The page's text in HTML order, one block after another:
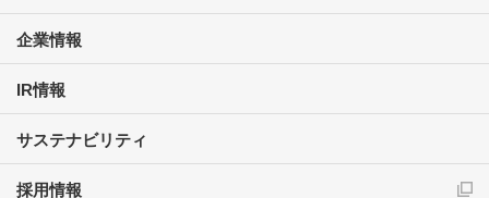
企業情報
IR情報
サステナビリティ
採用情報